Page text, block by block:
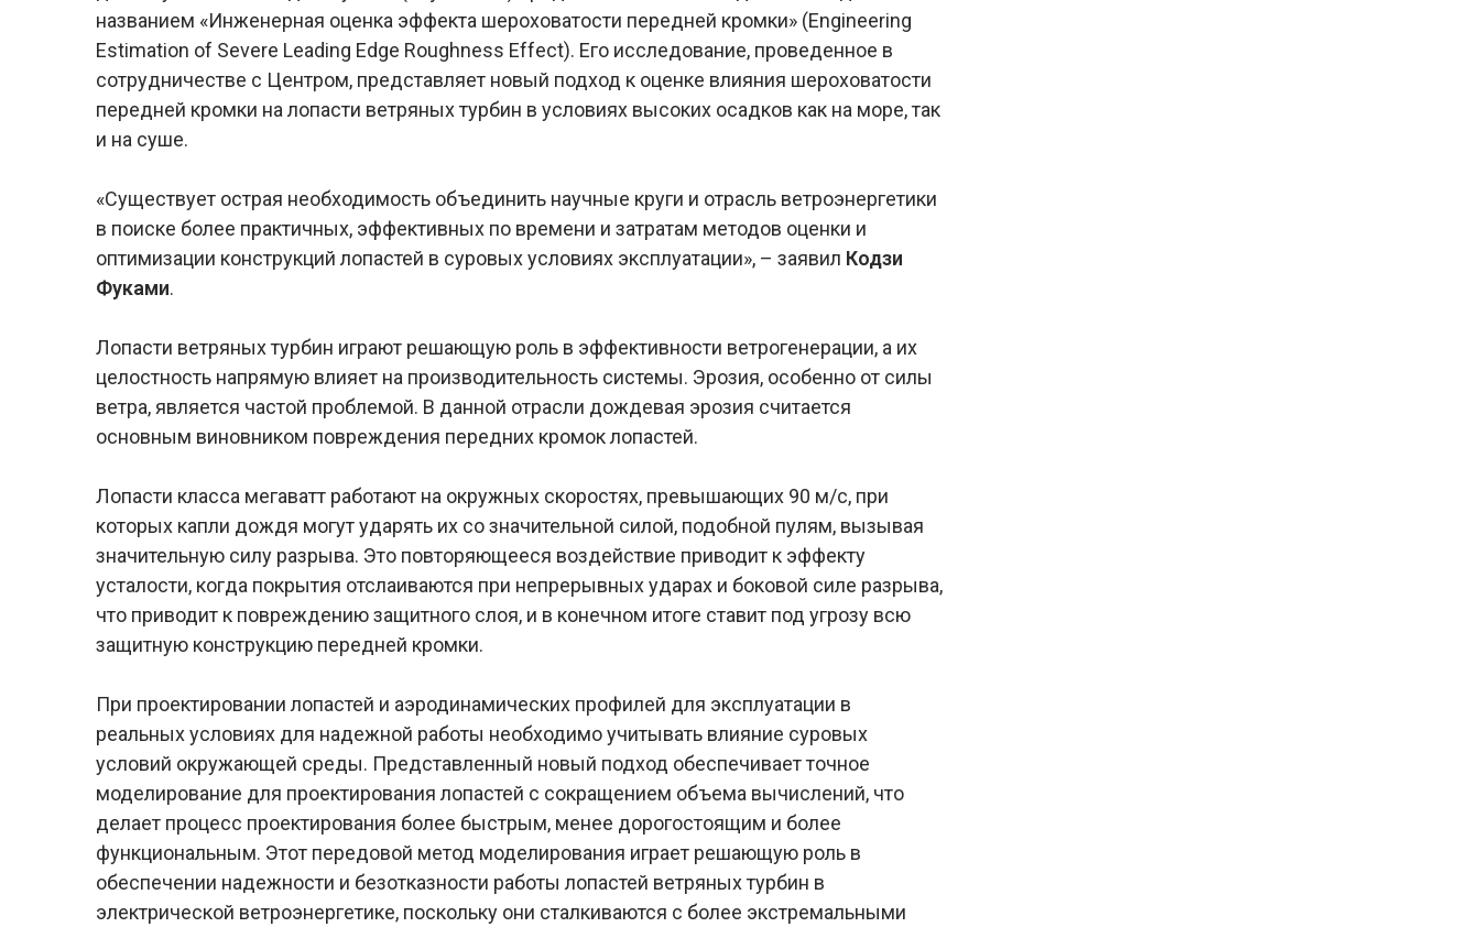
названием «Инженерная оценка эффекта шероховатости передней кромки» (Engineering
Estimation of Severe Leading Edge Roughness Effect). Его исследование, проведенное в
сотрудничестве с Центром, представляет новый подход к оценке влияния шероховатости
передней кромки на лопасти ветряных турбин в условиях высоких осадков как на море, так
и на суше.
«Существует острая необходимость объединить научные круги и отрасль ветроэнергетики
в поиске более практичных, эффективных по времени и затратам методов оценки и
оптимизации конструкций лопастей в суровых условиях эксплуатации», – заявил Кодзи
Фуками.
Лопасти ветряных турбин играют решающую роль в эффективности ветрогенерации, а их
целостность напрямую влияет на производительность системы. Эрозия, особенно от силы
ветра, является частой проблемой. В данной отрасли дождевая эрозия считается
основным виновником повреждения передних кромок лопастей.
Лопасти класса мегаватт работают на окружных скоростях, превышающих 90 м/с, при
которых капли дождя могут ударять их со значительной силой, подобной пулям, вызывая
значительную силу разрыва. Это повторяющееся воздействие приводит к эффекту
усталости, когда покрытия отслаиваются при непрерывных ударах и боковой силе разрыва,
что приводит к повреждению защитного слоя, и в конечном итоге ставит под угрозу всю
защитную конструкцию передней кромки.
При проектировании лопастей и аэродинамических профилей для эксплуатации в
реальных условиях для надежной работы необходимо учитывать влияние суровых
условий окружающей среды. Представленный новый подход обеспечивает точное
моделирование для проектирования лопастей с сокращением объема вычислений, что
делает процесс проектирования более быстрым, менее дорогостоящим и более
функциональным. Этот передовой метод моделирования играет решающую роль в
обеспечении надежности и безотказности работы лопастей ветряных турбин в
электрической ветроэнергетике, поскольку они сталкиваются с более экстремальными